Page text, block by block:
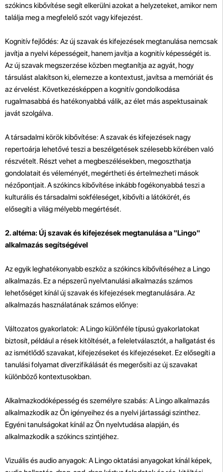
szókincs kibővítése segít elkerülni azokat a helyzeteket, amikor nem
találja meg a megfelelő szót vagy kifejezést.
Kognitív fejlődés: Az új szavak és kifejezések megtanulása nemcsak
javítja a nyelvi képességeit, hanem javítja a kognitív képességét is.
Az új szavak megszerzése közben megtanítja az agyát, hogy
társulást alakítson ki, elemezze a kontextust, javítsa a memóriát és
az érvelést. Következésképpen a kognitív gondolkodása
rugalmasabbá és hatékonyabbá válik, az élet más aspektusainak
javát szolgálva.
A társadalmi körök kibővítése: A szavak és kifejezések nagy
repertoárja lehetővé teszi a beszélgetések szélesebb körében való
részvételt. Részt vehet a megbeszélésekben, megoszthatja
gondolatait és véleményét, megértheti és értelmezheti mások
nézőpontjait. A szókincs kibővítése inkább fogékonyabbá teszi a
kulturális és társadalmi sokféleséget, kibővíti a látókörét, és
elősegíti a világ mélyebb megértését.
2. altéma: Új szavak és kifejezések megtanulása a "Lingo"
alkalmazás segítségével
Az egyik leghatékonyabb eszköz a szókincs kibővítéséhez a Lingo
alkalmazás. Ez a népszerű nyelvtanulási alkalmazás számos
lehetőséget kínál új szavak és kifejezések megtanulására. Az
alkalmazás használatának számos előnye:
Változatos gyakorlatok: A Lingo különféle típusú gyakorlatokat
biztosít, például a rések kitöltését, a feleletválasztót, a hallgatást és
az ismétlődő szavakat, kifejezéseket és kifejezéseket. Ez elősegíti a
tanulási folyamat diverzifikálását és megerősíti az új szavakat
különböző kontextusokban.
Alkalmazkodóképesség és személyre szabás: A Lingo alkalmazás
alkalmazkodik az Ön igényeihez és a nyelvi jártassági szinthez.
Egyéni tanulságokat kínál az Ön nyelvtudása alapján, és
alkalmazkodik a szókincs szintjéhez.
Vizuális és audio anyagok: A Lingo oktatási anyagokat kínál képek,